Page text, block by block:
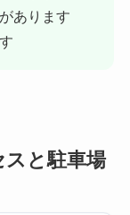
あります
と駐車場